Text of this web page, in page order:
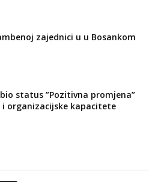
zajednici u u Bosankom
status ”Pozitivna promjena”
i organizacijske kapacitete